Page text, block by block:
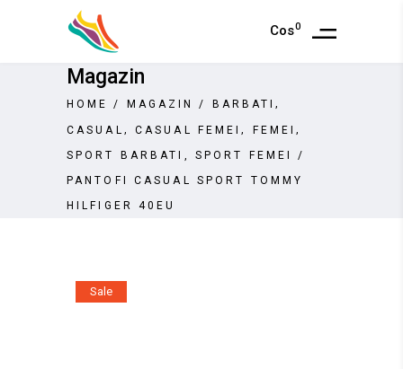
Cos0
Magazin
HOME / MAGAZIN / BARBATI,
CASUAL , CASUAL FEMEI, FEMEI,
SPORT BARBATI SPORT FEMEI
/
PANTOFI CASUAL SPORT TOMMY
HILFIGER 40EU
Sale